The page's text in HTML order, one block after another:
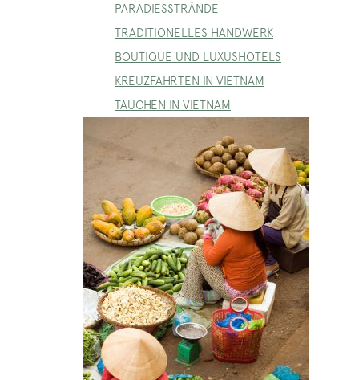
PARADIESSTRÄNDE
TRADITIONELLES HANDWERK
BOUTIQUE UND LUXUSHOTELS
KREUZFAHRTEN IN VIETNAM
TAUCHEN IN VIETNAM